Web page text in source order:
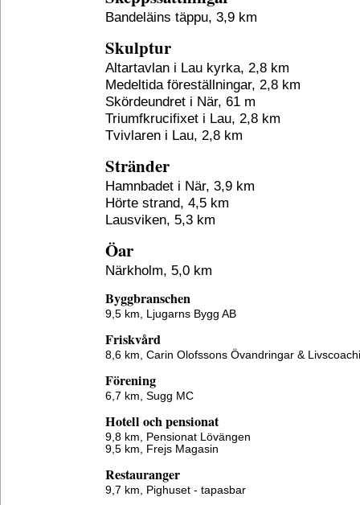
Bandeläins täppu, 3,9 km
Skulptur
Altartavlan i Lau kyrka, 2,8 km
Medeltida föreställningar, 2,8 km
Skördeundret i När, 61 m
Triumfkrucifixet i Lau, 2,8 km
Tvivlaren i Lau, 2,8 km
Stränder
Hamnbadet i När, 3,9 km
Hörte strand, 4,5 km
Lausviken, 5,3 km
Öar
Närkholm, 5,0 km
Byggbranschen
9,5 km, Ljugarns Bygg AB
Friskvård
8,6 km, Carin Olofssons Övandringar &
Förening
6,7 km, Sugg MC
Hotell och pensionat
9,8 km, Pensionat Lövängen
9,5 km, Frejs Magasin
Restauranger
9,7 km, Pighuset - tapasbar